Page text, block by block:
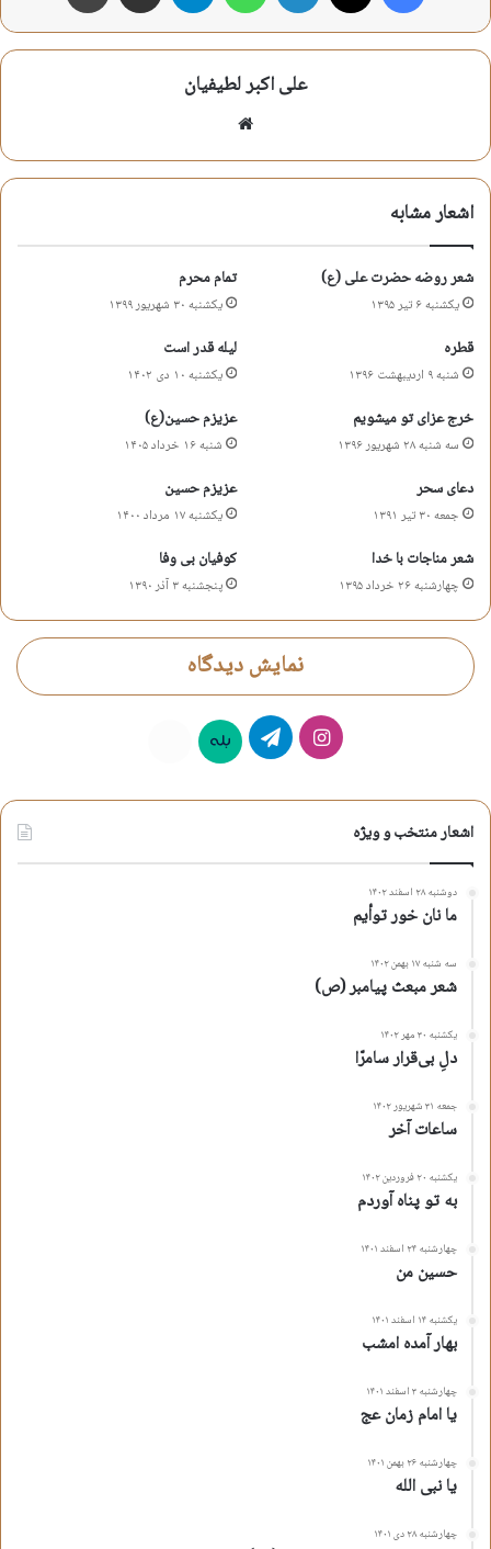
ای نور چشم من به فدایت عوض شده
ما بعد از این سپاه تو هستیم یا حسین
با فرق این که شکل هدایت عوض شده
شعر مرثیه
شعر مقتل سیدالشهداء
شعرعاشورا
علی اکبر لطیفیان
کپی آدرس کوتاه
علی اکبر لطیفیان
اشعار مشابه
شعر روضه حضرت علی (ع)
یکشنبه ۶ تیر ۱۳۹۵
تمام محرم
یکشنبه ۳۰ شهریور ۱۳۹۹
قطره
شنبه ۹ اردیبهشت ۱۳۹۶
لیله قدر است
یکشنبه ۱۰ دی ۱۴۰۲
خرج عزای تو میشویم
سه شنبه ۲۸ شهریور ۱۳۹۶
عزیزم حسین(ع)
شنبه ۱۶ خرداد ۱۴۰۵
دعای سحر
جمعه ۳۰ تیر ۱۳۹۱
عزیزم حسین
یکشنبه ۱۷ مرداد ۱۴۰۰
شعر مناجات با خدا
چهارشنبه ۲۶ خرداد ۱۳۹۵
کوفیان بی وفا
پنجشنبه ۳ آذر ۱۳۹۰
نمایش دیدگاه
اینستاگرامتلگرام بله
اشعار منتخب و ویژه
دوشنبه ۲۸ اسفند ۱۴۰۲
ما نان خور توأیم
سه شنبه ۱۷ بهمن ۱۴۰۲
شعر مبعث پیامبر (ص)
یکشنبه ۳۰ مهر ۱۴۰۲
دلِ بی‌قرار سامرّا
جمعه ۳۱ شهریور ۱۴۰۲
ساعات آخر
یکشنبه ۲۰ فروردین ۱۴۰۲
به تو پناه آوردم
چهارشنبه ۲۴ اسفند ۱۴۰۱
حسین من
یکشنبه ۱۴ اسفند ۱۴۰۱
بهار آمده امشب
چهارشنبه ۳ اسفند ۱۴۰۱
یا امام زمان عج
چهارشنبه ۲۶ بهمن ۱۴۰۱
یا نبی الله
چهارشنبه ۲۸ دی ۱۴۰۱